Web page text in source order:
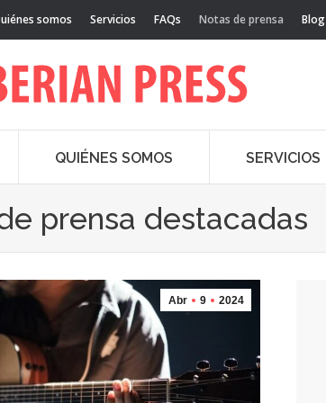
somos Servicios FAQs Notas de prensa Blog
QUIÉNES SOMOS SERVICIOS
prensa destacadas
Abr 9 2024